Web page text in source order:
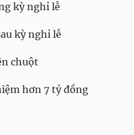
kỳ nghỉ lễ
kỳ nghỉ lễ
chuột
hơn 7 tỷ đồng